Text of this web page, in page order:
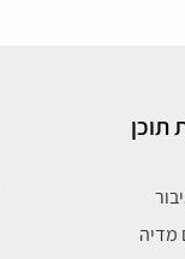
תוכן
מדיה